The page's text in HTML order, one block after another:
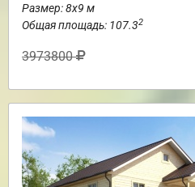
Размер: 8х9 м
Общая площадь: 107.32
3973800